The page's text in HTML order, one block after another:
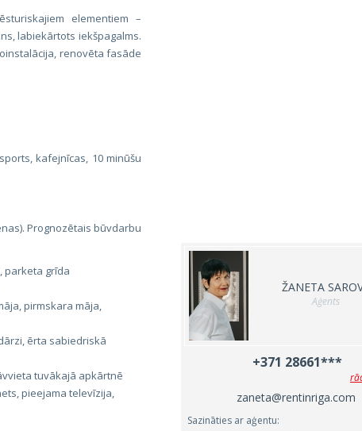
elementiem –
labiekārtots iekšpagalms.
renovēta fasāde
kafejnīcas, 10 minūšu
Prognozētais būvdarbu
parketa grīda
pirmskara māja,
ērta sabiedriskā
tuvākajā apkārtnē
pieejama televīzija,
ŽANETA
Aģents
+371 28661***
zaneta@rentinriga.com
Sazināties ar aģentu: